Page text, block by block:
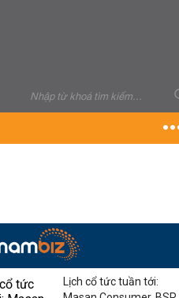
Lịch cổ tức tuần tới: